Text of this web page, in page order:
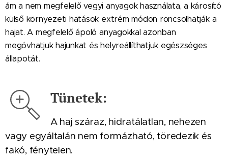
ám a nem megfelelő vegyi anyagok használata, a károsító
külső környezeti hatások extrém módon roncsolhatják a
hajat. A megfelelő ápoló anyagokkal azonban
megóvhatjuk hajunkat és helyreállíthatjuk egészséges
állapotát.
Tünetek:
A haj száraz, hidratálatlan, nehezen
vagy egyáltalán nem formázható, töredezik és
fakó, fénytelen.